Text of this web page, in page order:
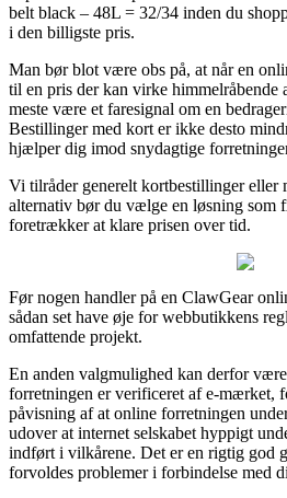
belt black – 48L = 32/34 inden du
i den billigste pris.
Man bør blot være obs på, at når en
til en pris der kan virke himmelråbende
meste være et faresignal om en
Bestillinger med kort er ikke desto
hjælper dig imod snydagtige
Vi tilråder generelt kortbestillinger eller
alternativ bør du vælge en løsning som
foretrækker at klare prisen over tid.
Før nogen handler på en ClawGear
sådan set have øje for webbutikkens
omfattende projekt.
En anden valgmulighed kan derfor
forretningen er verificeret af e-mærket,
påvisning af at online forretningen
udover at internet selskabet hyppigt
indført i vilkårene. Det er en rigtig god
forvoldes problemer i forbindelse med